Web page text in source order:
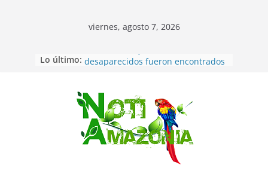
Saltar
viernes, agosto 7, 2026
Lo último: Ecuador: dos jóvenes de 22 años
Sentencian a 34 años de prisión a
implicados en caso de Alison,
oriunda de Tena
Vozinha, el arquero sensación de
cabo Verde, ya llegó para
incorporarse a Colo Colo de Chile
Pastaza: la parroquia Diez de